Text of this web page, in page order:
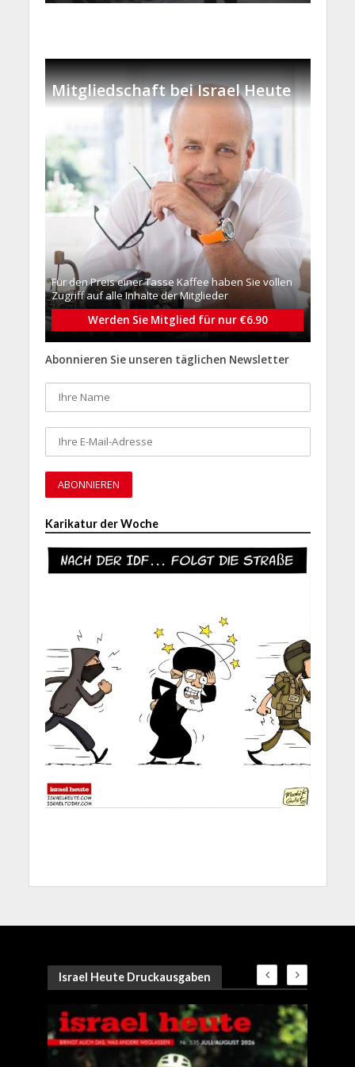
Mitgliedschaft bei Israel Heute
Für den Preis einer Tasse Kaffee haben Sie vollen
Zugriff auf alle Inhalte der Mitglieder
Werden Sie Mitglied für nur €6.90
Abonnieren Sie unseren täglichen Newsletter
Karikatur der Woche
Israel Heute Druckausgaben